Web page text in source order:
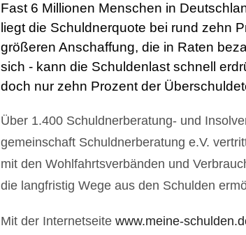
Fast 6 Millionen Menschen in
liegt die Schuldnerquote bei rund zehn
größeren Anschaffung, die in Raten
sich - kann die Schuldenlast schnell
doch nur zehn Prozent der
Über 1.400 Schuldnerberatung- und
gemeinschaft Schuldner­beratung e.V.
mit den Wohlfahrts­verbänden und
die langfristig Wege aus den Schulden
Mit der Internetseite www.meine-